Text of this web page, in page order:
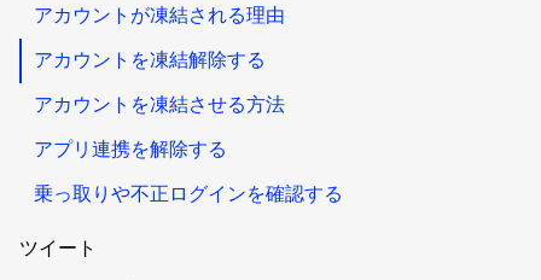
アカウントが凍結される理由
アカウントを凍結解除する
アカウントを凍結させる方法
アプリ連携を解除する
乗っ取りや不正ログインを確認する
ツイート